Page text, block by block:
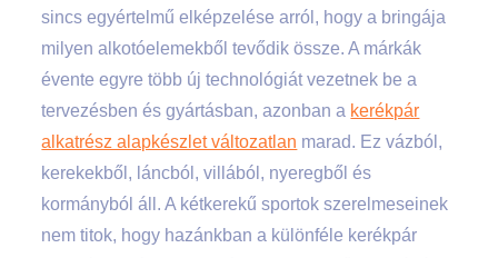
sincs egyértelmű elképzelése arról, hogy a bringája
milyen alkotóelemekből tevődik össze. A márkák
évente egyre több új technológiát vezetnek be a
tervezésben és gyártásban, azonban a kerékpár
alkatrész alapkészlet változatlan marad. Ez vázból,
kerekekből, láncból, villából, nyeregből és
kormányból áll. A kétkerekű sportok szerelmeseinek
nem titok, hogy hazánkban a különféle kerékpár